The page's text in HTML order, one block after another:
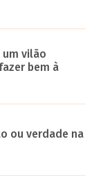
um vilão
bem à
ou verdade na